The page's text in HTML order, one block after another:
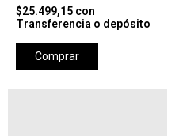
$25.499,15 con
Transferencia o depósito
Comprar